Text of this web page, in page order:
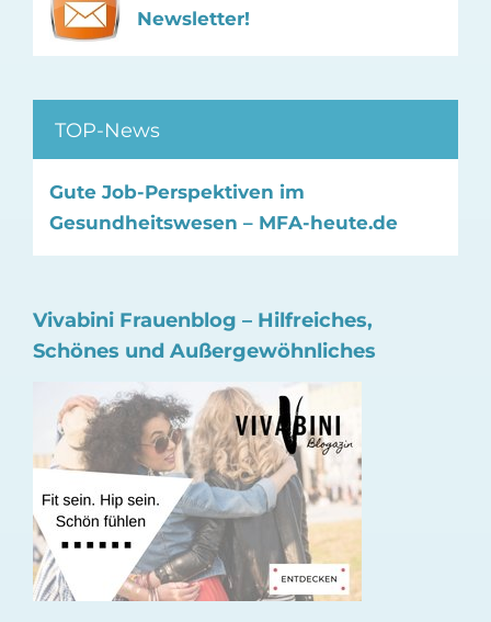
Newsletter!
TOP-News
Gute Job-Perspektiven im
Gesundheitswesen – MFA-heute.de
Vivabini Frauenblog – Hilfreiches,
Schönes und Außergewöhnliches